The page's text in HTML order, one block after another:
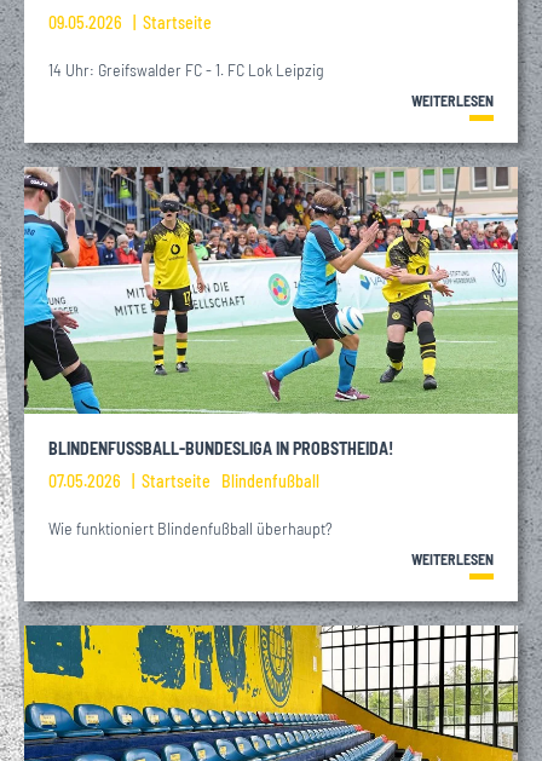
09.05.2026
Startseite
14 Uhr: Greifswalder FC - 1. FC Lok Leipzig
WEITERLESEN
BLINDENFUSSBALL-BUNDESLIGA IN PROBSTHEIDA!
07.05.2026
Startseite Blindenfußball
Wie funktioniert Blindenfußball überhaupt?
WEITERLESEN